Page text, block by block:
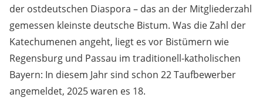
der ostdeutschen Diaspora – das an der Mitgliederzahl
gemessen kleinste deutsche Bistum. Was die Zahl der
Katechumenen angeht, liegt es vor Bistümern wie
Regensburg und Passau im traditionell-katholischen
Bayern: In diesem Jahr sind schon 22 Taufbewerber
angemeldet, 2025 waren es 18.